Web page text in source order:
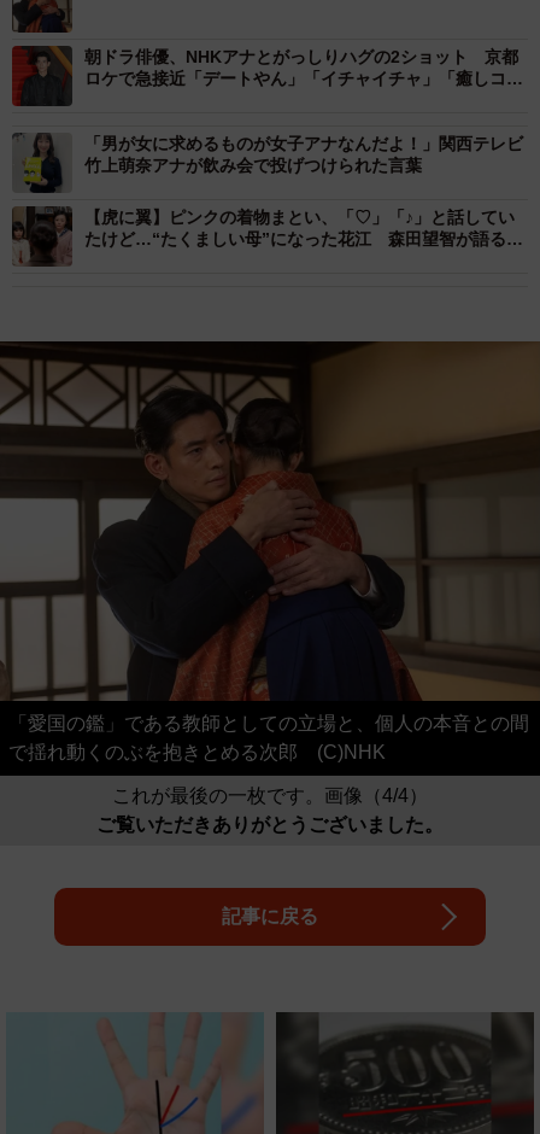
朝ドラ俳優、NHKアナとがっしりハグの2ショット 京都
ロケで急接近「デートやん」「イチャイチャ」「癒しコン
「男が女に求めるものが女子アナなんだよ！」関西テレビ
竹上萌奈アナが飲み会で投げつけられた言葉
【虎に翼】ピンクの着物まとい、「♡」「♪」と話してい
たけど…“たくましい母”になった花江 森田望智が語る役
「愛国の鑑」である教師としての立場と、個人の本音との間
で揺れ動くのぶを抱きとめる次郎 (C)NHK
これが最後の一枚です。画像（4/4）
ご覧いただきありがとうございました。
記事に戻る